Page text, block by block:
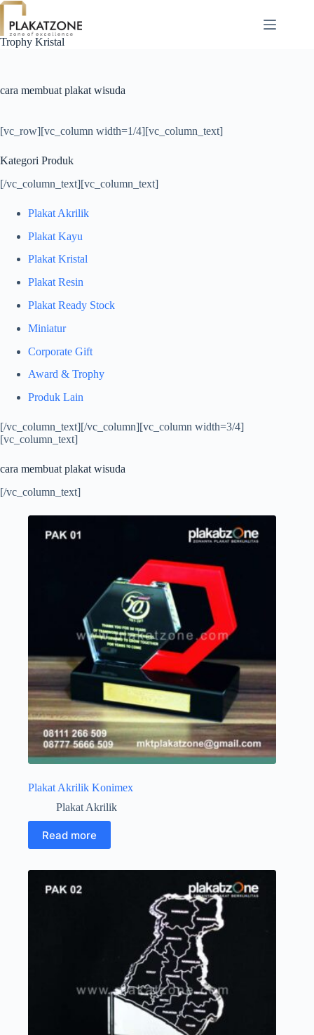
Skip
content
Trophy Kristal
cara membuat plakat wisuda
[vc_row][vc_column width=1/4][vc_column_text]
Kategori Produk
[/vc_column_text][vc_column_text]
Plakat Akrilik
Plakat Kayu
Plakat Kristal
Plakat Resin
Plakat Ready Stock
Miniatur
Corporate Gift
Award & Trophy
Produk Lain
[/vc_column_text][/vc_column][vc_column width=3/4]
[vc_column_text]
cara membuat plakat wisuda
[/vc_column_text]
Plakat Akrilik Konimex
Plakat Akrilik
Read more